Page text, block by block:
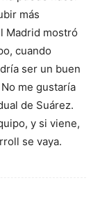
más
Madrid mostró
cuando
ser un buen
me gustaría
de Suárez.
y si viene,
se vaya.